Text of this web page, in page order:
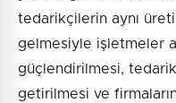
tedarikçilerin aynı
gelmesiyle işletmeler
güçlendirilmesi,
getirilmesi ve